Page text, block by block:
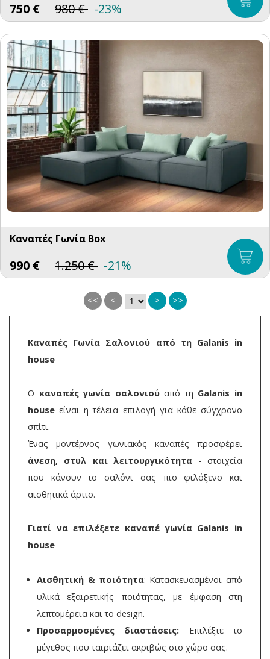
750 € 980€ -23%
Καναπές Γωνία Box
990 € 1.250€ -21%
<< < > >>
Καναπές Γωνία Σαλονιού από τη Galanis in
house
Ο καναπές γωνία σαλονιούαπό τη Galanis in
house είναι η τέλεια επιλογή για κάθε σύγχρονο
σπίτι.
Ένας μοντέρνος γωνιακός καναπές προσφέρει
άνεση, στυλ και λειτουργικότητα - στοιχεία
που κάνουν το σαλόνι σας πιο φιλόξενο και
αισθητικά άρτιο.
Γιατί να επιλέξετε καναπέ γωνία Galanis in
house
Αισθητική & ποιότητα: Κατασκευασμένοι από
υλικά εξαιρετικής ποιότητας, με έμφαση στη
λεπτομέρεια και το design.
Προσαρμοσμένες διαστάσεις: Επιλέξτε το
μέγεθος που ταιριάζει ακριβώς στο χώρο σας.